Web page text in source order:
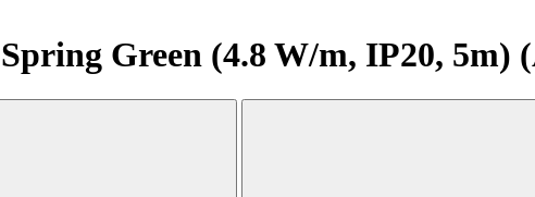
Green (4.8 W/m, IP20, 5m)